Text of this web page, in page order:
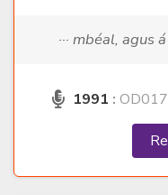
··· mbéal, agus á
1991 :